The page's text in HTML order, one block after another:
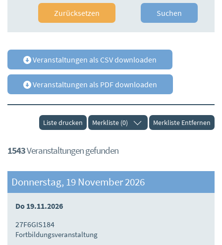
Zurücksetzen Suchen
Veranstaltungen als CSV downloaden
Veranstaltungen als PDF downloaden
Liste drucken Merkliste (0) Merkliste Entfernen
1543Veranstaltungen gefunden
Donnerstag, 19 November 2026
Do 19.11.2026
27F6GIS184
Fortbildungsveranstaltung